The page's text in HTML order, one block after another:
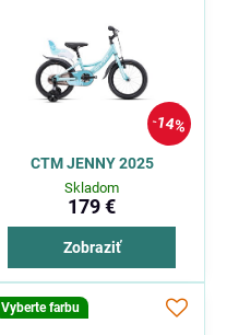
14%
CTM JENNY 2025
Skladom
179 €
Zobraziť
Vyberte farbu